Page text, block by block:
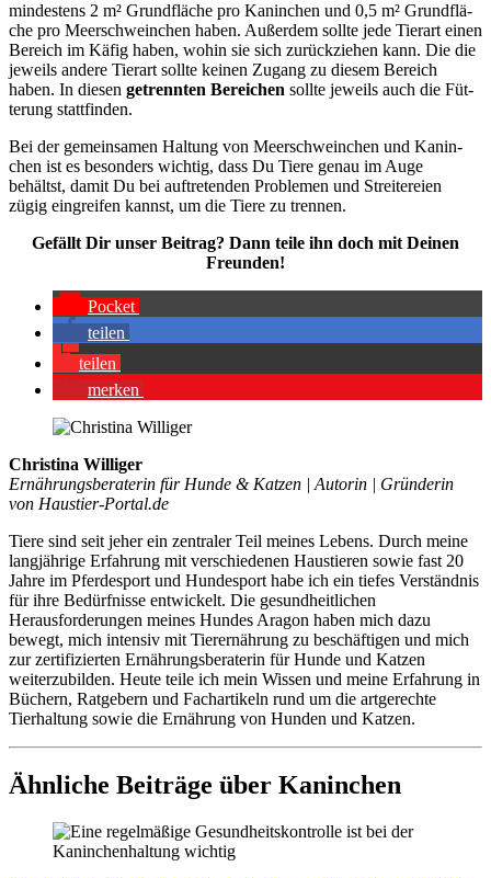
min­des­tens 2 m² Grund­flä­che pro Kanin­chen und 0,5 m² Grund­flä­
che pro Meer­schwein­chen haben. Außer­dem soll­te jede Tier­art einen
Bereich im Käfig haben, wohin sie sich zurück­zie­hen kann. Die die
jeweils ande­re Tier­art soll­te kei­nen Zugang zu die­sem Bereich
haben. In die­sen getrenn­ten Berei­chen soll­te jeweils auch die Füt­
te­rung statt­fin­den.
Bei der gemein­sa­men Hal­tung von Meer­schwein­chen und Kanin­
chen ist es beson­ders wich­tig, dass Du Tie­re genau im Auge
behältst, damit Du bei auf­tre­ten­den Pro­ble­men und Strei­te­rei­en
zügig ein­grei­fen kannst, um die Tie­re zu tren­nen.
Gefällt Dir unser Bei­trag? Dann tei­le ihn doch mit Dei­nen
Freun­den!
Pocket
tei­len
tei­len
mer­ken
Christina Williger
Ernährungsberaterin für Hunde & Katzen | Autorin | Gründerin
von Haustier-Portal.de
Tiere sind seit jeher ein zentraler Teil meines Lebens. Durch meine
langjährige Erfahrung mit verschiedenen Haustieren sowie fast 20
Jahre im Pferdesport und Hundesport habe ich ein tiefes Verständnis
für ihre Bedürfnisse entwickelt. Die gesundheitlichen
Herausforderungen meines Hundes Aragon haben mich dazu
bewegt, mich intensiv mit Tierernährung zu beschäftigen und mich
zur zertifizierten Ernährungsberaterin für Hunde und Katzen
weiterzubilden. Heute teile ich mein Wissen und meine Erfahrung in
Büchern, Ratgebern und Fachartikeln rund um die artgerechte
Tierhaltung sowie die Ernährung von Hunden und Katzen.
Ähnliche Beiträge über Kaninchen